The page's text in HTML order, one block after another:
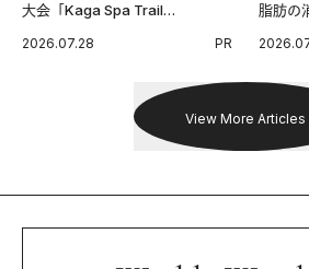
大会「Kaga Spa Trail
戦を夢見るランナーたちの奮闘
2026.07.28 PR
脂肪の
習慣。
View More Articles